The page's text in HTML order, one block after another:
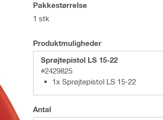
Pakkestørrelse
1 stk
Produktmuligheder
Sprøjtepistol LS 15-22
#2429825
1x Sprøjtepistol LS 15-22
Antal